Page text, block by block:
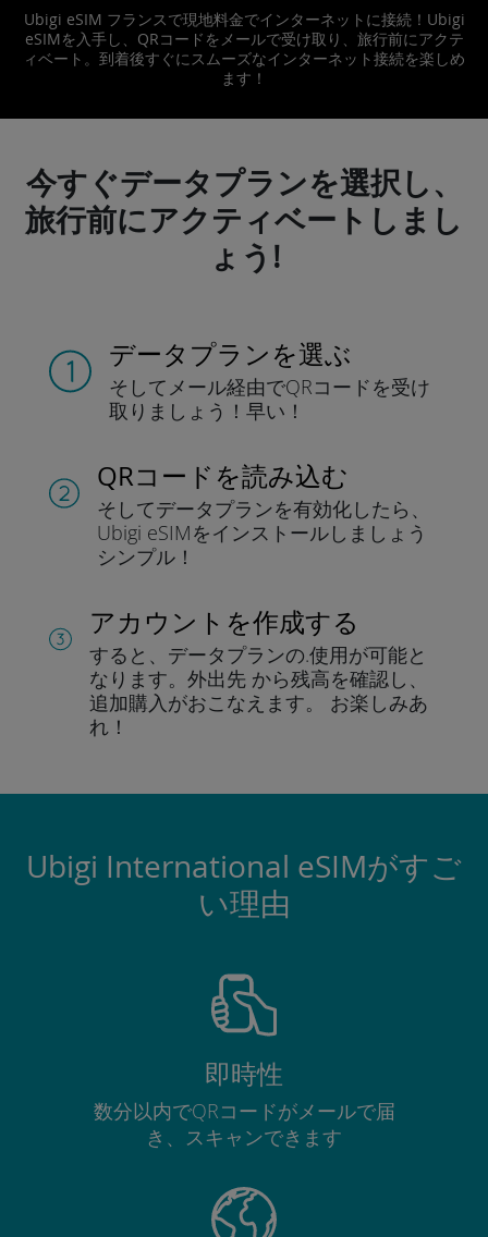
Ubigi eSIM フランスで現地料金でインターネットに接続！Ubigi
eSIMを入手し、QRコードをメールで受け取り、旅行前にアクテ
ィベート。到着後すぐにスムーズなインターネット接続を楽しめ
ます！
今すぐデータプランを選択し、
旅行前にアクティベートしまし
ょう!
データプランを選ぶ
そしてメール経由でQRコードを受け
取りましょう！早い！
QRコードを読み込む
そしてデータプランを有効化したら、
Ubigi eSIMをインストールしま しょう
シンプル！
アカウントを作成する
すると、データプランの.使用が可能と
なります。 外出先 から残高を確認し、
追加購入がおこなえます。
お楽しみあ
れ！
Ubigi International eSIMがすご
い理由
即時性
数分以内でQRコードがメールで届
き、スキャンできます